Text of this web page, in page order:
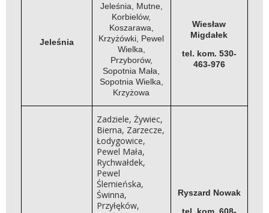
Jeleśnia
Jeleśnia, Mutne,
Korbielów,
Koszarawa,
Krzyżówki, Pewel
Wielka,
Przyborów,
Sopotnia Mała,
Sopotnia Wielka,
Krzyżowa
Wiesław
Migdałek
tel. kom. 530-
463-976
Zadziele, Żywiec,
Bierna, Zarzecze,
Łodygowice,
Pewel Mała,
Rychwałdek,
Pewel
Ślemieńska,
Świnna,
Przyłęków,
Ryszard Nowak